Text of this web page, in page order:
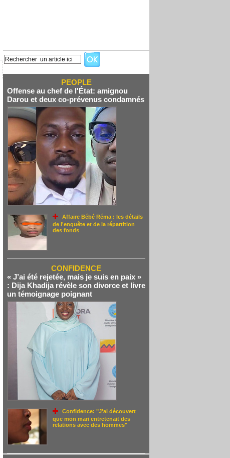
PEOPLE
Offense au chef de l'État: amignou
Darou et deux co-prévenus condamnés
Affaire Bébé Réma : les détails
de l'enquête et de la répartition
des fonds
CONFIDENCE
« J’ai été rejetée, mais je suis en paix »
: Dija Khadija révèle son divorce et livre
un témoignage poignant
Confidence: "J'ai découvert
que mon mari entretenait des
relations avec des hommes"